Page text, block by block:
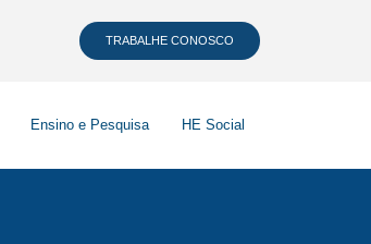
TRABALHE CONOSCO
Ensino e Pesquisa HE Social